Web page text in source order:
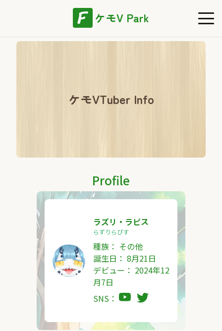
ケモV Park
ケモVTuber Info
Profile
ラズリ・ラピス
らずりらぴす
種族： その他
誕生日： 8月21日
デビュー： 2024年12
月7日
SNS：